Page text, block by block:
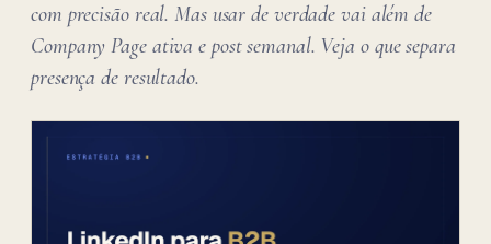
com precisão real. Mas usar de verdade vai além de
Company Page ativa e post semanal. Veja o que separa
presença de resultado.